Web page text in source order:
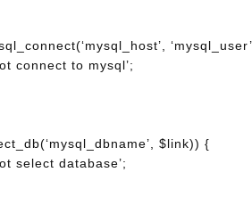
connect to mysql’;
$link)) {
select database’;